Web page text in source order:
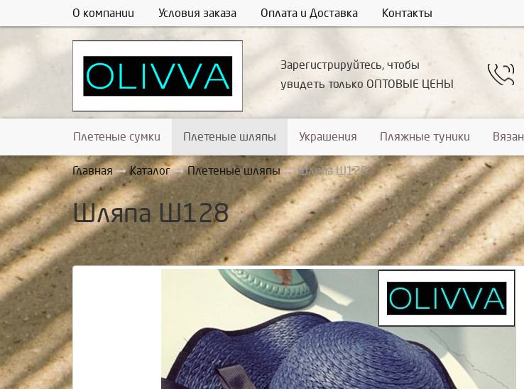
О компании Условия заказа Оплата и Доставка Контакты
Зарегистрируйтесь, чтобы
увидеть только ОПТОВЫЕ ЦЕНЫ
Плетеные сумки Плетеные шляпы Украшения Пляжные туники
Главная Каталог Плетеные шляпы Шляпа Ш128
Шляпа Ш128